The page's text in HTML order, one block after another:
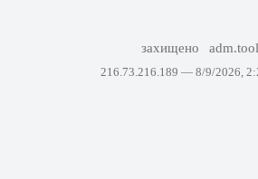
захищено
216.73.216.189 — 8/9/2026,